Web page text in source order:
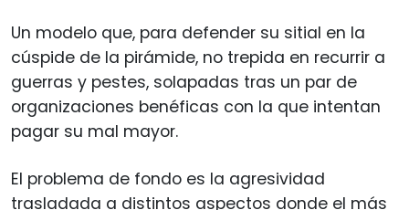
Un modelo que, para defender su sitial en la
cúspide de la pirámide, no trepida en recurrir a
guerras y pestes, solapadas tras un par de
organizaciones benéficas con la que intentan
pagar su mal mayor.
El problema de fondo es la agresividad
trasladada a distintos aspectos donde el más